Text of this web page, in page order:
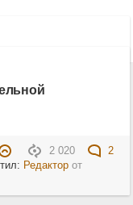
2 020
2
Редакторот